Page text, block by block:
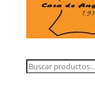
Buscar